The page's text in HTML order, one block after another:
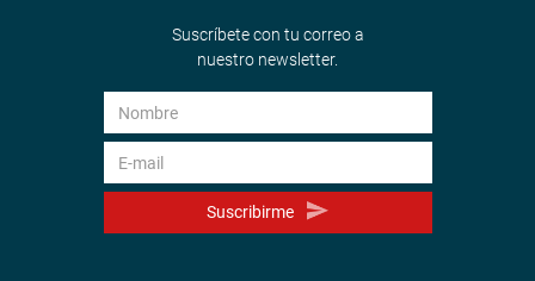
Suscríbete con tu correo a
nuestro newsletter.
Suscribirme